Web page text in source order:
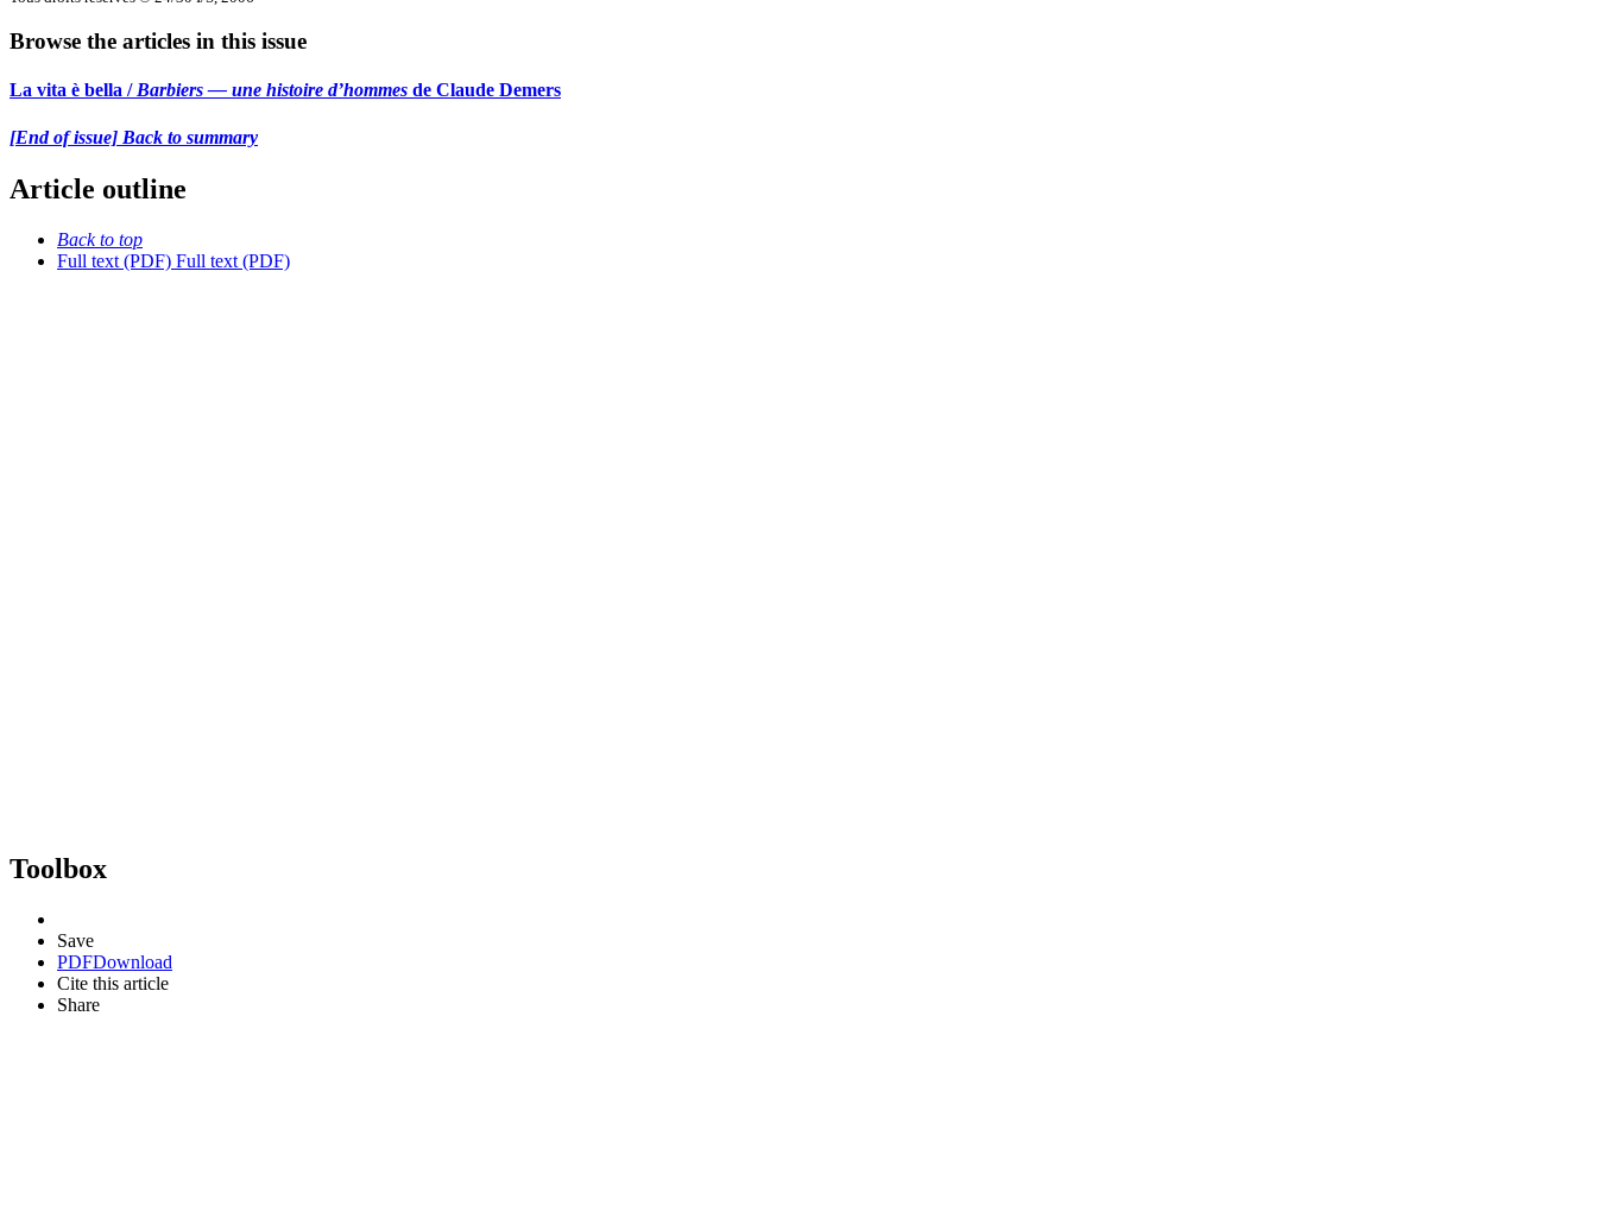
Browse the articles in this issue
La vita è bella /Barbiers — une histoire d’hommes de Claude Demers
[End of issue] Back to summary
Article outline
Back to top
Full text (PDF) Full text (PDF)
Toolbox
Save
PDFDownload
Cite this article
Share